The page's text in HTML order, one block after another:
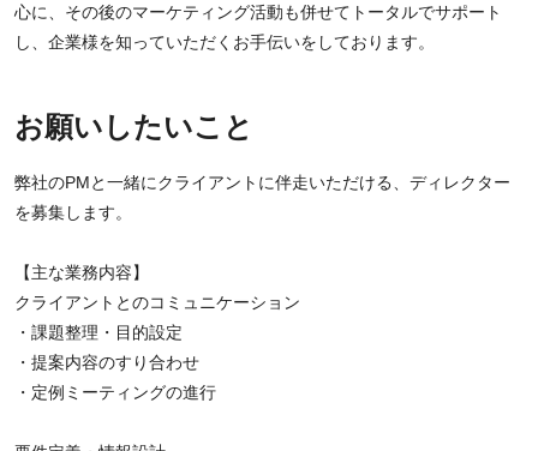
心に、その後のマーケティング活動も併せてトータルでサポート
し、企業様を知っていただくお手伝いをしております。
お願いしたいこと
弊社のPMと一緒にクライアントに伴走いただける、ディレクター
を募集します。
【主な業務内容】
クライアントとのコミュニケーション
・課題整理・目的設定
・提案内容のすり合わせ
・定例ミーティングの進行